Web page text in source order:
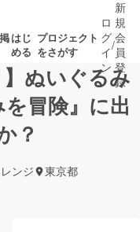
はじ
める
プロジェクト
をさがす
了が近いプ
ロ
グ
イ
ン
/
新
規
会
員
登
録
】ぬいぐるみ
冒険』に出
？
ンジ 東京都